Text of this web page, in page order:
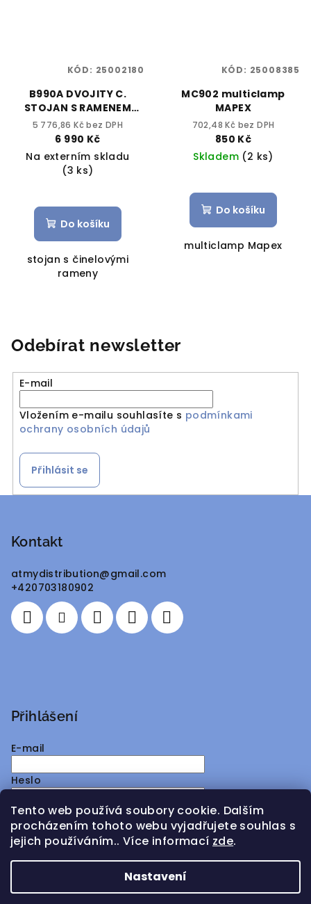
Tento web používá soubory cookie. Dalším
procházením tohoto webu vyjadřujete souhlas s
jejich používáním.. Více informací zde.
Nastavení
B990A DVOJITY C.
STOJAN S RAMENEM
MAPEX
5 776,86 Kč bez DPH
6 990 Kč
Na externím skladu
(3 ks)
Do košíku
stojan s činelovými
rameny
KÓD: 25002180
MC902 multiclamp
MAPEX
702,48 Kč bez DPH
850 Kč
Skladem (2 ks)
Do košíku
multiclamp Mapex
KÓD: 25008385
Odebírat newsletter
E-mail
Vložením e-mailu souhlasíte s podmínkami
ochrany osobních údajů
Přihlásit se
Kontakt
atmydistribution@gmail.com
+420703180902
Přihlášení
E-mail
Heslo
Přihlásit se
Nová registraceZapomenuté heslo